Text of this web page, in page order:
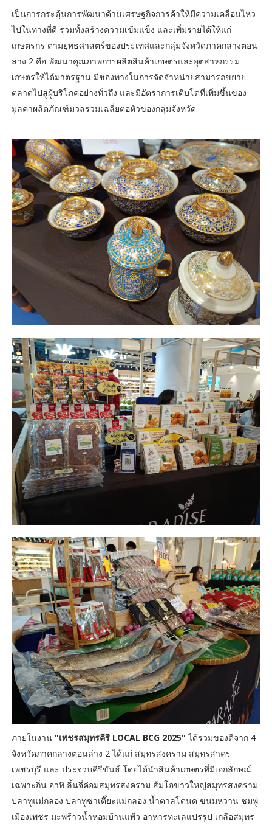
เป็นการกระตุ้นการพัฒนาด้านเศรษฐกิจการค้าให้มีความเคลื่อนไหว
ไปในทางที่ดี รวมทั้งสร้างความเข้มแข็ง และเพิ่มรายได้ให้แก่
เกษตรกร ตามยุทธศาสตร์ของประเทศและกลุ่มจังหวัดภาคกลางตอน
ล่าง 2 คือ พัฒนาคุณภาพการผลิตสินค้าเกษตรและอุตสาหกรรม
เกษตรให้ได้มาตรฐาน มีช่องทางในการจัดจําหน่ายสามารถขยาย
ตลาดไปสู่ผู้บริโภคอย่างทั่วถึง และมีอัตราการเติบโตที่เพิ่มขึ้นของ
มูลค่าผลิตภัณฑ์มวลรวมเฉลี่ยต่อหัวของกลุ่มจังหวัด
ภายในงาน "เพชรสมุทรคีรี LOCAL BCG 2025" ได้รวมของดีจาก 4
จังหวัดภาคกลางตอนล่าง 2 ได้แก่ สมุทรสงคราม สมุทรสาคร
เพชรบุรี และ ประจวบคีรีขันธ์ โดยได้นำสินค้าเกษตรที่มีเอกลักษณ์
เฉพาะถิ่น อาทิ ลิ้นจี่ค่อมสมุทรสงคราม ส้มโอขาวใหญ่สมุทรสงคราม
ปลาทูแม่กลอง ปลาทูซาเตี๊ยะแม่กลอง น้ำตาลโตนด ขนมหวาน ชมพู่
เมืองเพชร มะพร้าวน้ำหอมบ้านแพ้ว อาหารทะเลแปรรูป เกลือสมุทร